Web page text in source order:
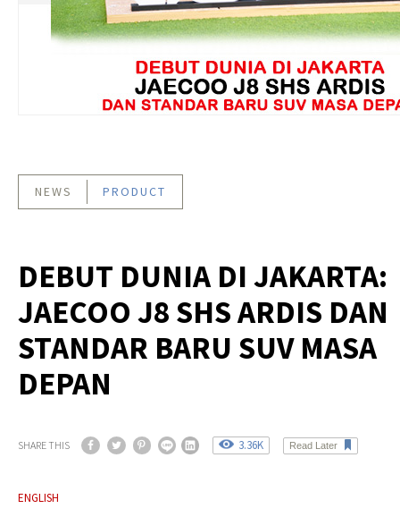
NEWS PRODUCT
DEBUT DUNIA DI JAKARTA:
JAECOO J8 SHS ARDIS DAN
STANDAR BARU SUV MASA
DEPAN
SHARE THIS 3.36K Read Later
ENGLISH